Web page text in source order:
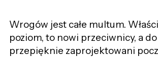
Wrogów jest całe multum.
poziom, to nowi przeciwnicy, a
przepięknie zaprojektowani